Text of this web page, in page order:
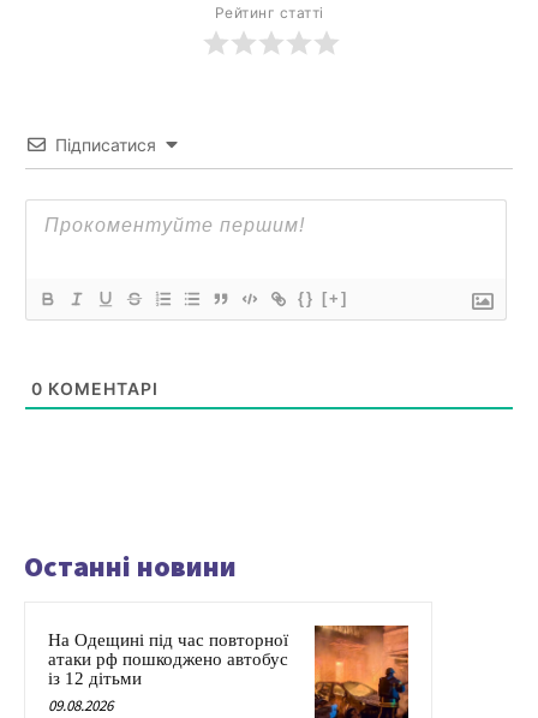
Рейтинг статті
Підписатися
{} [+]
0 КОМЕНТАРІ
Останні новини
На Одещині під час повторної
атаки рф пошкоджено автобус
із 12 дітьми
09.08.2026